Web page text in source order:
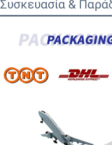
Συσκευασία &